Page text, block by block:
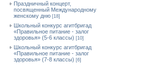
Праздничный концерт,
посвященный Международному
женскому дню [18]
Школьный конкурс агитбригад
«Правильное питание - залог
здоровья» (5-6 классы) [10]
Школьный конкурс агитбригад
«Правильное питание - залог
здоровья» (7-8 классы) [6]